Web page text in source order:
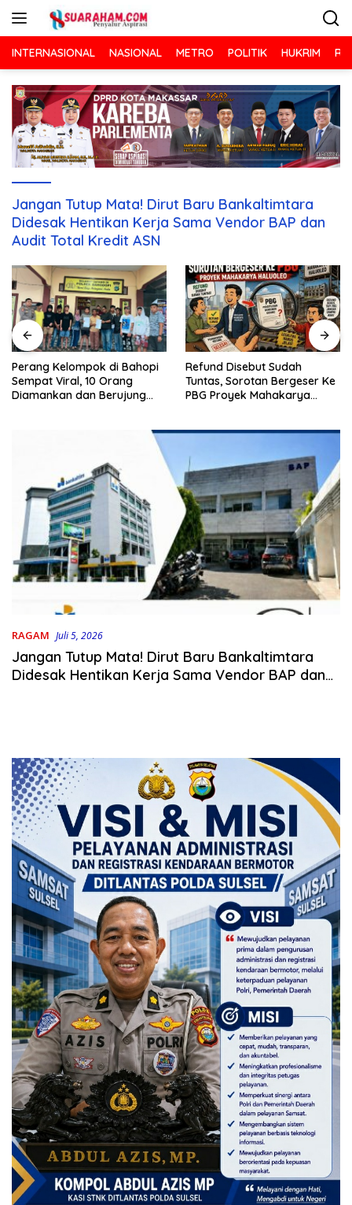
INTERNASIONAL NASIONAL METRO POLITIK HUKRIM
Jangan Tutup Mata! Dirut Baru Bankaltimtara
Didesak Hentikan Kerja Sama Vendor BAP dan
Audit Total Kredit ASN
Perang Kelompok di Bahopi
Sempat Viral, 10 Orang
Diamankan dan Berujung
Refund Disebut Sudah
Tuntas, Sorotan Bergeser Ke
PBG Proyek Mahakarya
RAGAM Juli 5, 2026
Jangan Tutup Mata! Dirut Baru Bankaltimtara
Didesak Hentikan Kerja Sama Vendor BAP dan